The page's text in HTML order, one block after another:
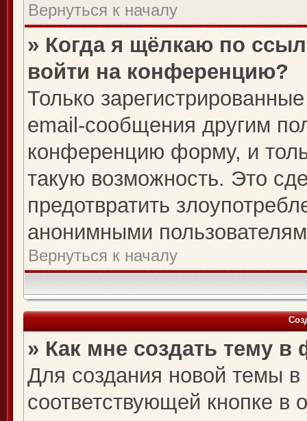
Вернуться к началу
» Когда я щёлкаю по
войти на конференцию?
Только
email-сообщения другим
конференцию форму, и
такую возможность. Это
предотвратить
анонимными
Вернуться к началу
» Как мне создать тему в
Для создания новой темы
соответствующей кнопке